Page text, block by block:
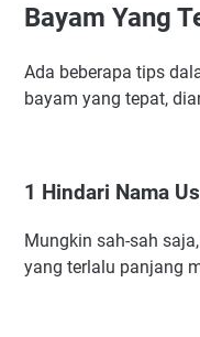
4 Gunakan
5 Carilah
Manfaat
Referensi Nama
Nama Kemasan
Asing
Bayam Yang
Ada beberapa tips
bayam yang tepat,
1 Hindari Nama
Mungkin sah-sah
yang terlalu panjang